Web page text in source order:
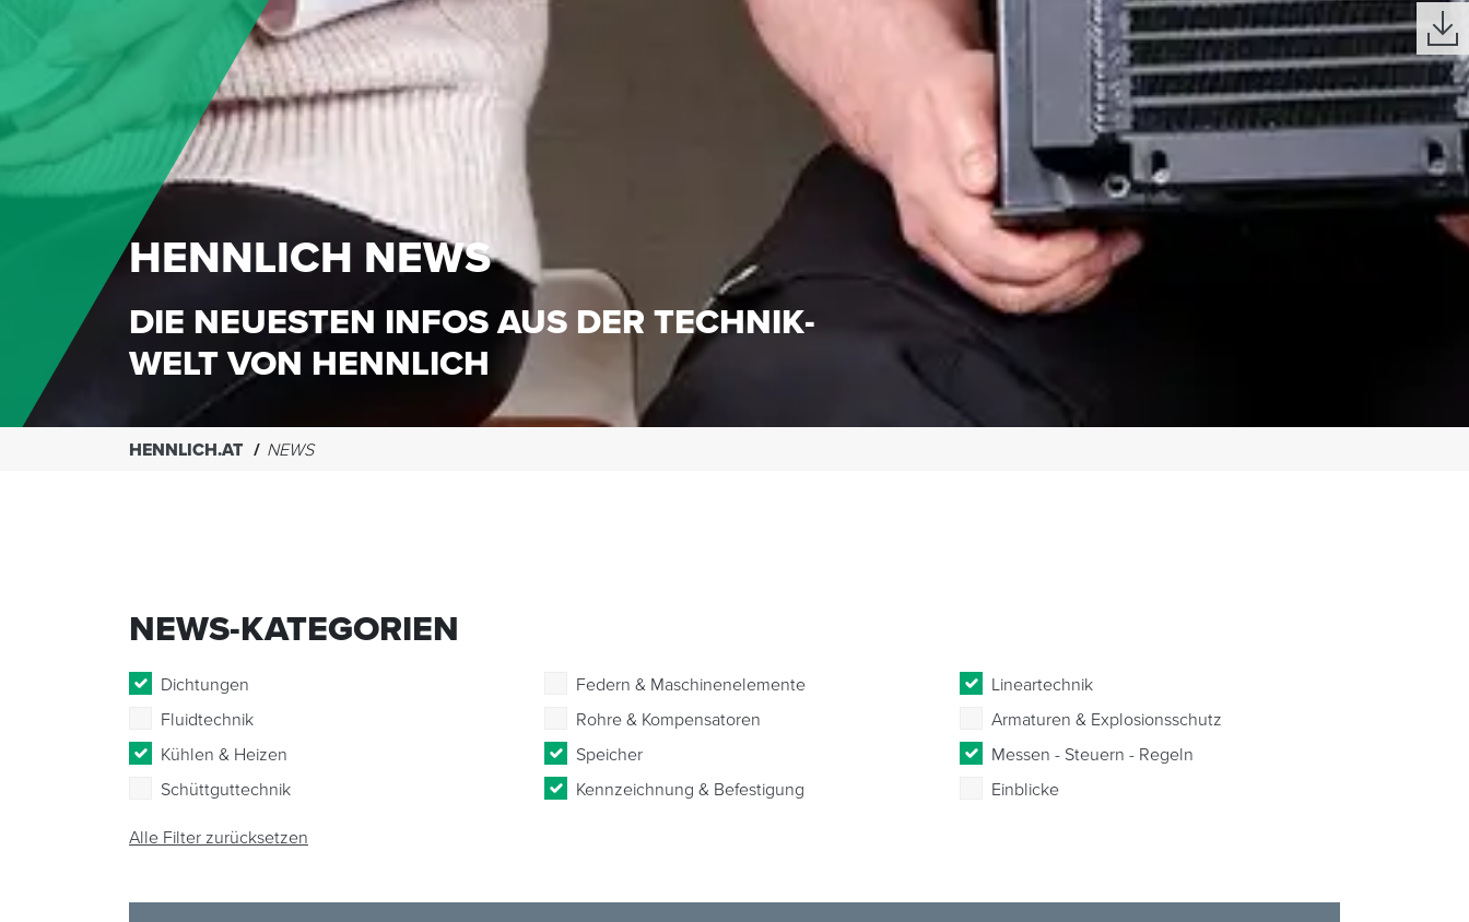
HENNLICH NEWS
DIE NEUESTEN INFOS AUS DER TECHNIK-
WELT VON HENNLICH
HENNLICH.AT NEWS
NEWS-KATEGORIEN
Dichtungen Federn & Maschinenelemente
Lineartechnik
Fluidtechnik
Rohre & Kompensatoren
Armaturen & Explosionsschutz
Kühlen & Heizen
Speicher
Messen - Steuern - Regeln
Schüttguttechnik
Kennzeichnung & Befestigung Einblicke
Alle Filter zurücksetzen